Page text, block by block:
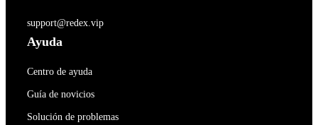
support@redex.vip
Ayuda
Centro de ayuda
Guía de novicios
Solución de problemas